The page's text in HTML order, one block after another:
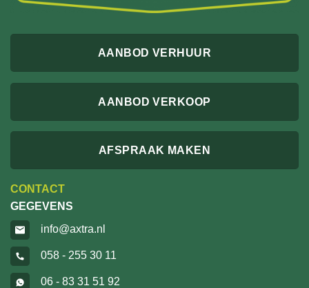
AANBOD VERHUUR
AANBOD VERKOOP
AFSPRAAK MAKEN
CONTACT
GEGEVENS
info@axtra.nl
058 - 255 30 11
06 - 83 31 51 92